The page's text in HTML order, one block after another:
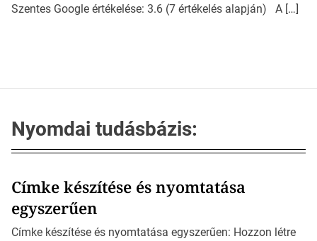
Szentes Google értékelése: 3.6 (7 értékelés alapján) A […]
Nyomdai tudásbázis:
Címke készítése és nyomtatása
egyszerűen
Címke készítése és nyomtatása egyszerűen: Hozzon létre